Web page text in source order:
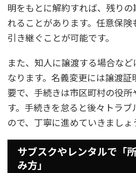
明をもとに解約すれば、残り
れることがあります。任意保
引き継ぐことが可能です。
また、知人に譲渡する場合な
なります。名義変更には譲渡
要で、手続きは市区町村の役所
す。手続きを怠ると後々トラブ
ので、丁寧に進めていきましょ
サブスクやレンタルで「
み方」